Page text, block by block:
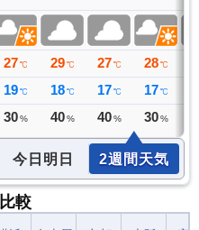
27 ℃
19 ℃
30 %
29 ℃
18 ℃
40 %
27 ℃
17 ℃
40 %
28 ℃
17 ℃
30 %
今日明日 2週間天気
較